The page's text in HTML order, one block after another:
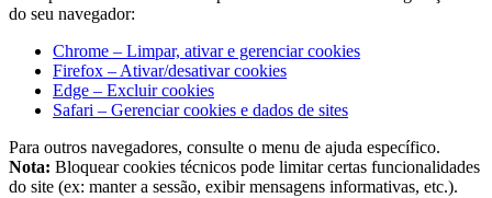
do seu navegador:
Chrome – Limpar, ativar e gerenciar cookies
Firefox – Ativar/desativar cookies
Edge – Excluir cookies
Safari – Gerenciar cookies e dados de sites
Para outros navegadores, consulte o menu de ajuda específico.
Nota: Bloquear cookies técnicos pode limitar certas funcionalidades
do site (ex: manter a sessão, exibir mensagens informativas, etc.).